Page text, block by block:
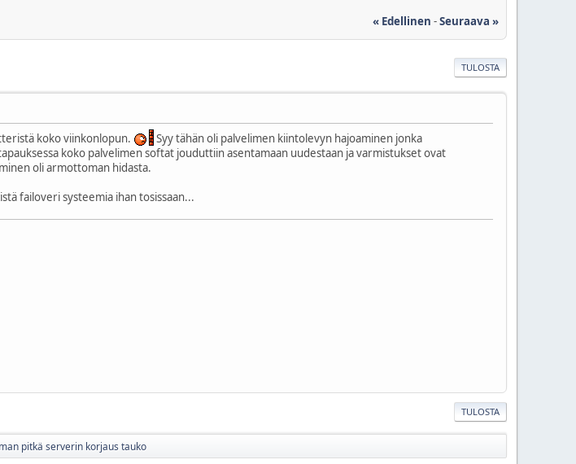
« Edellinen -Seuraava »
TULOSTA
koko viinkonlopun.
Syy tähän oli palvelimen kiintolevyn hajoaminen jonka
koko palvelimen softat jouduttiin asentamaan uudestaan ja varmistukset ovat
oli armottoman hidasta.
failoveri systeemia ihan tosissaan...
TULOSTA
pitkä serverin korjaus tauko